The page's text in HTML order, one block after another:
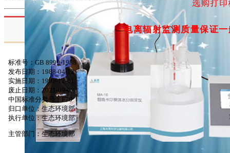
电离辐射监测质量保证
标准号：GB 8999-1988
发布日期：1988-04-12
实施日期：1988-12-01
废止日期：2021-09-02
中国标准分类号：F70
归口单位： 生态环境部
执行单位：生态环境部
主管部门： 生态环境部